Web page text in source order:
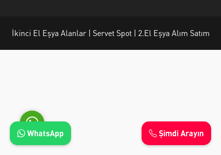
İkinci El Eşya Alanlar | Servet Spot | 2.El Eşya Alım Satım
Şimdi Arayın
WhatsApp